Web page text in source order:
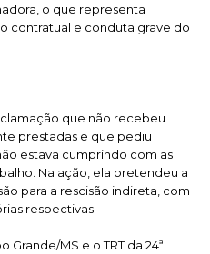
o que representa
contratual e conduta grave do
que não recebeu
prestadas e que pediu
estava cumprindo com as
Na ação, ela pretendeu a
para a rescisão indireta, com
respectivas.
Grande/MS e o TRT da 24ª